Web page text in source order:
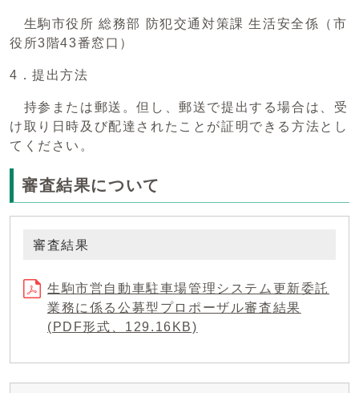
生駒市役所 総務部 防犯交通対策課 生活安全係（市
役所3階43番窓口）
4．提出方法
持参または郵送。但し、郵送で提出する場合は、受
け取り日時及び配達されたことが証明できる方法とし
てください。
審査結果について
審査結果
生駒市営自動車駐車場管理システム更新委託
業務に係る公募型プロポーザル審査結果
(PDF形式、129.16KB)